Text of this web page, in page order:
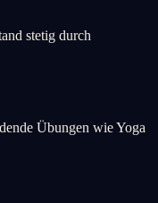
stetig durch
Übungen wie Yoga